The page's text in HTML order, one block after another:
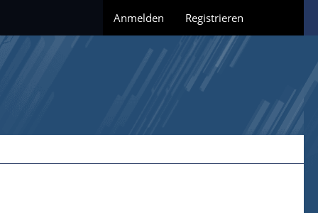
Anmelden Registrieren